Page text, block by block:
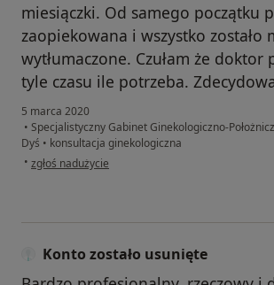
miesiączki. Od samego początku
zaopiekowana i wszystko zostało
wytłumaczone. Czułam że doktor
tyle czasu ile potrzeba.
5 marca 2020
• Specjalistyczny Gabinet Ginekologiczno-
Dyś • konsultacja ginekologiczna
• w opinii użytkownika Zuzanna
zgłoś nadużycie
Konto zostało usunięte